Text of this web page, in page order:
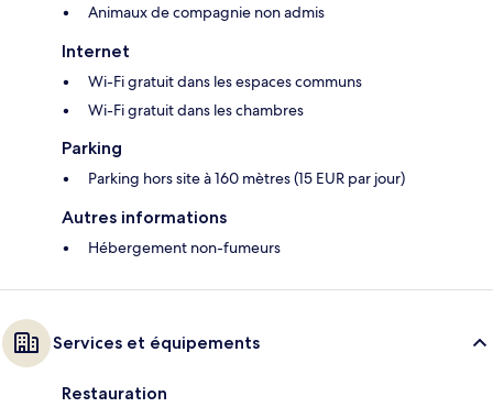
Animaux de compagnie non admis
Internet
Wi-Fi gratuit dans les espaces communs
Wi-Fi gratuit dans les chambres
Parking
Parking hors site à 160 mètres (15 EUR par jour)
Autres informations
Hébergement non-fumeurs
Services et équipements
Restauration